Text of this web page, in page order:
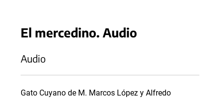
El mercedino. Audio
Audio
Gato Cuyano de M. Marcos López y Alfredo